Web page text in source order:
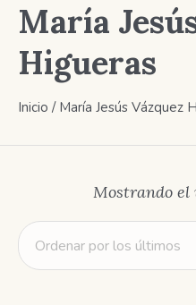
María
Higueras
Inicio / María Jesús Vázquez
Mostrando el